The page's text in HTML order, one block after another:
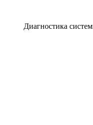
Диагностика